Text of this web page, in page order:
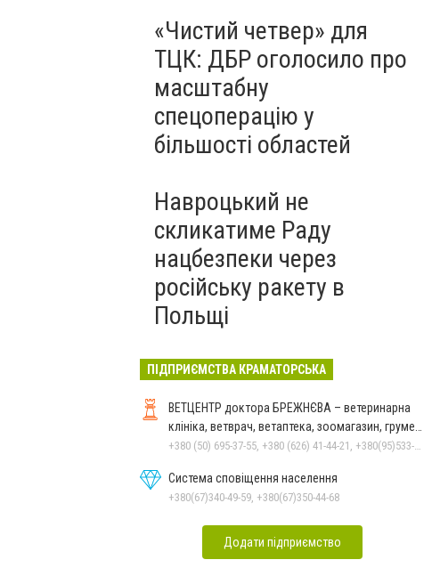
«Чистий четвер» для
ТЦК: ДБР оголосило про
масштабну
спецоперацію у
більшості областей
Навроцький не
скликатиме Раду
нацбезпеки через
російську ракету в
Польщі
ПІДПРИЄМСТВА КРАМАТОРСЬКА
ВЕТЦЕНТР доктора БРЕЖНЄВА – ветеринарна
клініка, ветврач, ветаптека, зоомагазин, грумер,
стрижки.
+380 (50) 695-37-55, +380 (626) 41-44-21, +380(95)533-90-03
Система сповіщення населення
+380(67)340-49-59, +380(67)350-44-68
Додати підприємство